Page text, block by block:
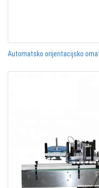
Automatsko orijentacijsko